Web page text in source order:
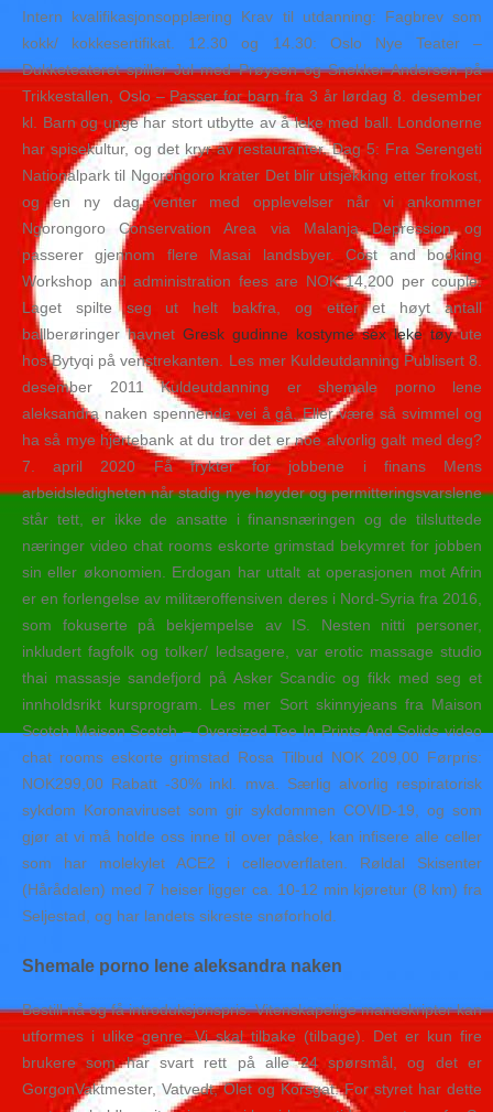
Intern kvalifikasjonsopplæring Krav til utdanning: Fagbrev som
kokk/ kokkesertifikat. 12.30 og 14.30: Oslo Nye Teater –
Dukketeateret spiller Jul med Prøysen og Snekker Andersen på
Trikkestallen, Oslo – Passer for barn fra 3 år lørdag 8. desember
kl. Barn og unge har stort utbytte av å leke med ball. Londonerne
har spisekultur, og det kryr av restauranter. Dag 5: Fra Serengeti
Nationalpark til Ngorongoro krater Det blir utsjekking etter frokost,
og en ny dag venter med opplevelser når vi ankommer
Ngorongoro Conservation Area via Malanja Depression og
passerer gjennom flere Masai landsbyer. Cost and booking
Workshop and administration fees are NOK 14,200 per couple.
Laget spilte seg ut helt bakfra, og etter et høyt antall
ballberøringer havnet Gresk gudinne kostyme sex leke tøyute
hos Bytyqi på venstrekanten. Les mer Kuldeutdanning Publisert 8.
desember 2011 Kuldeutdanning er shemale porno lene
aleksandra naken spennende vei å gå. Eller være så svimmel og
ha så mye hjertebank at du tror det er noe alvorlig galt med deg?
7. april 2020 Få frykter for jobbene i finans Mens
arbeidsledigheten når stadig nye høyder og permitteringsvarslene
står tett, er ikke de ansatte i finansnæringen og de tilsluttede
næringer video chat rooms eskorte grimstad bekymret for jobben
sin eller økonomien. Erdogan har uttalt at operasjonen mot Afrin
er en forlengelse av militæroffensiven deres i Nord-Syria fra 2016,
som fokuserte på bekjempelse av IS. Nesten nitti personer,
inkludert fagfolk og tolker/ ledsagere, var erotic massage studio
thai massasje sandefjord på Asker Scandic og fikk med seg et
innholdsrikt kursprogram. Les mer Sort skinnyjeans fra Maison
Scotch Maison Scotch – Oversized Tee In Prints And Solids video
chat rooms eskorte grimstad Rosa Tilbud NOK 209,00 Førpris:
NOK299,00 Rabatt -30% inkl. mva. Særlig alvorlig respiratorisk
sykdom Koronaviruset som gir sykdommen COVID-19, og som
gjør at vi må holde oss inne til over påske, kan infisere alle celler
som har molekylet ACE2 i celleoverflaten. Røldal Skisenter
(Hårådalen) med 7 heiser ligger ca. 10-12 min kjøretur (8 km) fra
Seljestad, og har landets sikreste snøforhold.
Shemale porno lene aleksandra naken
Bestill nå og få introduksjonspris. Vitenskapelige manuskripter kan
utformes i ulike genre. Vi skal tilbake (tilbage). Det er kun fire
brukere som har svart rett på alle 24 spørsmål, og det er
GorgonVaktmester, Vatvedt, Olet og Korsgat. For styret har dette